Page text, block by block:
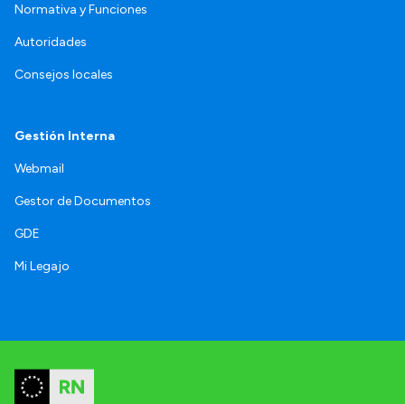
Normativa y Funciones
Autoridades
Consejos locales
Gestión Interna
Webmail
Gestor de Documentos
GDE
Mi Legajo